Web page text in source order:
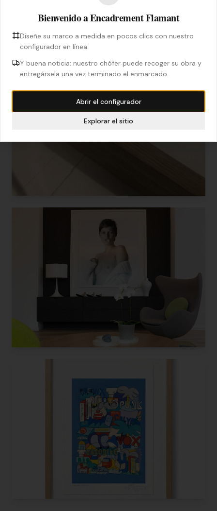
Bienvenido a Encadrement Flamant
Diseñe su marco a medida en pocos clics con nuestro
configurador en línea.
Y buena noticia: nuestro chófer puede recoger su obra y
entregársela una vez terminado el enmarcado.
Abrir el configurador
Explorar el sitio